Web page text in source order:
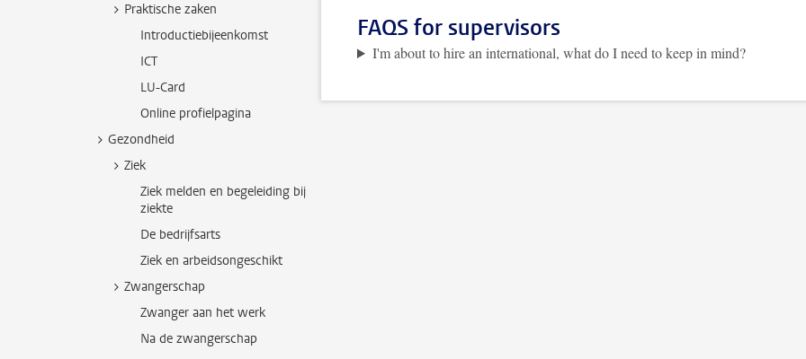
Praktische zaken
Introductiebijeenkomst
ICT
LU-Card
Online profielpagina
Gezondheid
Ziek
Ziek melden en begeleiding bij
ziekte
De bedrijfsarts
Ziek en arbeidsongeschikt
Zwangerschap
Zwanger aan het werk
Na de zwangerschap
FAQS for supervisors
I'm about to hire an international, what do I need to keep in mind?